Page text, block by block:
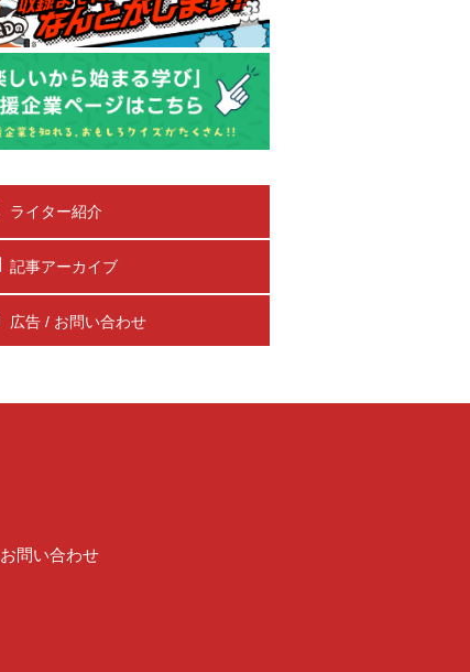
ライター紹介
記事アーカイブ
広告 / お問い合わせ
お問い合わせ